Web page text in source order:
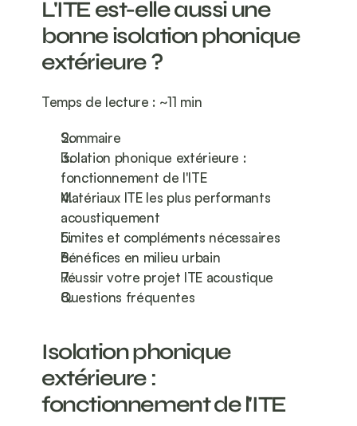
L'ITE est-elle aussi une
bonne isolation phonique
extérieure ?
Temps de lecture : ~11 min
Sommaire
Isolation phonique extérieure :
fonctionnement de l'ITE
Matériaux ITE les plus performants
acoustiquement
Limites et compléments nécessaires
Bénéfices en milieu urbain
Réussir votre projet ITE acoustique
Questions fréquentes
Isolation phonique
extérieure :
fonctionnement de l'ITE